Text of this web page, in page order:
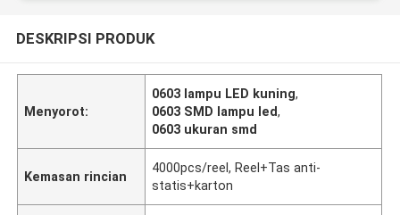
DESKRIPSI PRODUK
Menyorot:
0603 lampu LED kuning,
0603 SMD lampu led,
0603 ukuran smd
Kemasan rincian
4000pcs/reel, Reel+Tas anti-
statis+karton